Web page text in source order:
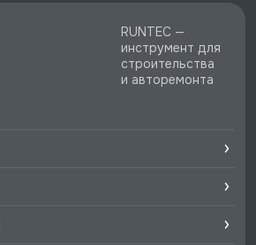
RUNTEC —
инструмент для
строительства
и авторемонта